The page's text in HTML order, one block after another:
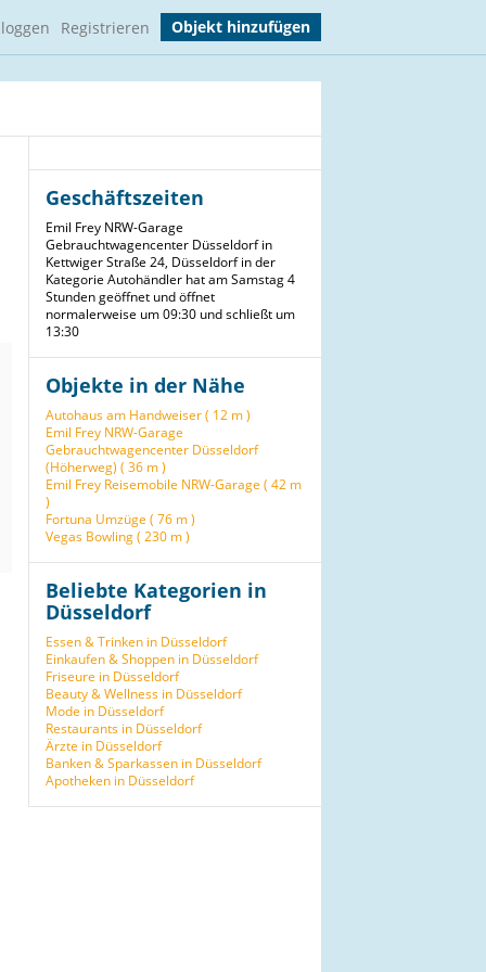
Registrieren Objekt hinzufügen
Geschäftszeiten
Emil Frey NRW-Garage
Gebrauchtwagencenter Düsseldorf in
Kettwiger Straße 24, Düsseldorf in der
Kategorie Autohändler hat am Samstag 4
Stunden geöffnet und öffnet
normalerweise um 09:30 und schließt um
13:30
Objekte in der Nähe
Autohaus am Handweiser ( 12 m )
Emil Frey NRW-Garage
Gebrauchtwagencenter Düsseldorf
(Höherweg) ( 36 m )
Emil Frey Reisemobile NRW-Garage ( 42 m
)
Fortuna Umzüge ( 76 m )
Vegas Bowling ( 230 m )
Beliebte Kategorien in
Düsseldorf
Essen & Trinken in Düsseldorf
Einkaufen & Shoppen in Düsseldorf
Friseure in Düsseldorf
Beauty & Wellness in Düsseldorf
Mode in Düsseldorf
Restaurants in Düsseldorf
Ärzte in Düsseldorf
Banken & Sparkassen in Düsseldorf
Apotheken in Düsseldorf